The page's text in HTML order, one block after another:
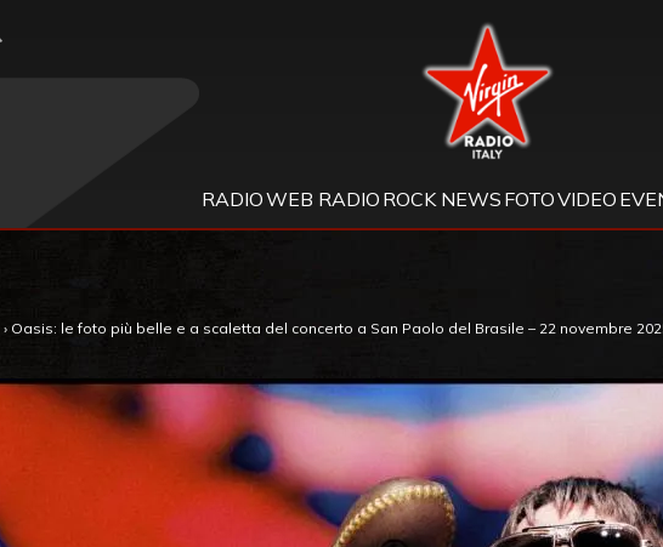
Virgin Radio
RADIOWEB RADIO ROCK NEWS FOTOVIDEO
› Oasis: le foto più belle e a scaletta del concerto a San Paolo del Brasile – 22 novembre